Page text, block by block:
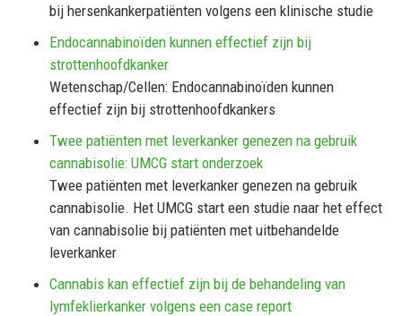
bij hersenkankerpatiënten volgens een klinische studie
Endocannabinoïden kunnen effectief zijn bij
strottenhoofdkanker
Wetenschap/Cellen: Endocannabinoïden kunnen
effectief zijn bij strottenhoofdkankers
Twee patiënten met leverkanker genezen na gebruik
cannabisolie: UMCG start onderzoek
Twee patiënten met leverkanker genezen na gebruik
cannabisolie. Het UMCG start een studie naar het effect
van cannabisolie bij patiënten met uitbehandelde
leverkanker
Cannabis kan effectief zijn bij de behandeling van
lymfeklierkanker volgens een case report